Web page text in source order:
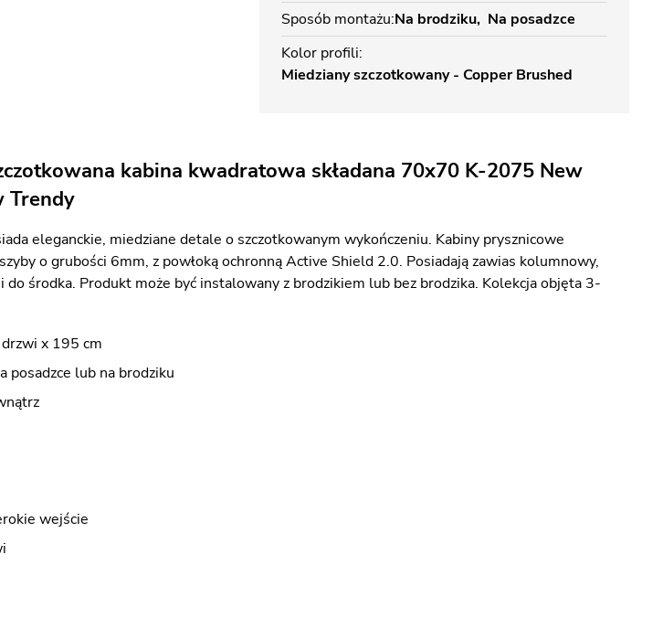
Sposób montażu Na brodziku Na posadzce
Kolor profili
Miedziany szczotkowany - Copper Brushed
kabina kwadratowa składana 70x70 K-2075 New
Trendy
eleganckie, miedziane detale o szczotkowanym wykończeniu. Kabiny prysznicowe
o grubości 6mm, z powłoką ochronną Active Shield 2.0. Posiadają zawias kolumnowy,
do środka. Produkt może być instalowany z brodzikiem lub bez brodzika. Kolekcja objęta 3-
x 195 cm
posadzce lub na brodziku
wejście